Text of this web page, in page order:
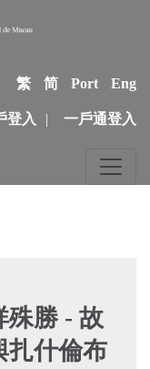
繁 简 Port Eng
登入 | 一戶通登入
殊勝 - 故
扎什倫布